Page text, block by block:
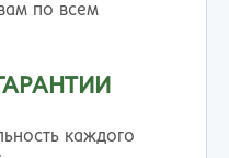
по всем
каждого